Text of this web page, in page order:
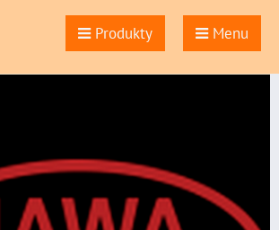
Produkty Menu